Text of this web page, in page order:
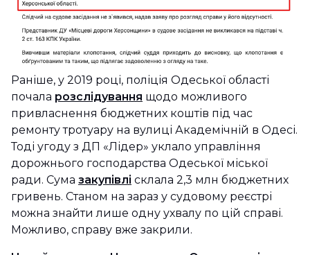
Раніше, у 2019 році, поліція Одеської області
почала розслідування щодо можливого
привласнення бюджетних коштів під час
ремонту тротуару на вулиці Академічній в Одесі.
Тоді угоду з ДП «Лідер» уклало управління
дорожнього господарства Одеської міської
ради. Сума закупівлі склала 2,3 млн бюджетних
гривень. Станом на зараз у судовому реєстрі
можна знайти лише одну ухвалу по цій справі.
Можливо, справу вже закрили.